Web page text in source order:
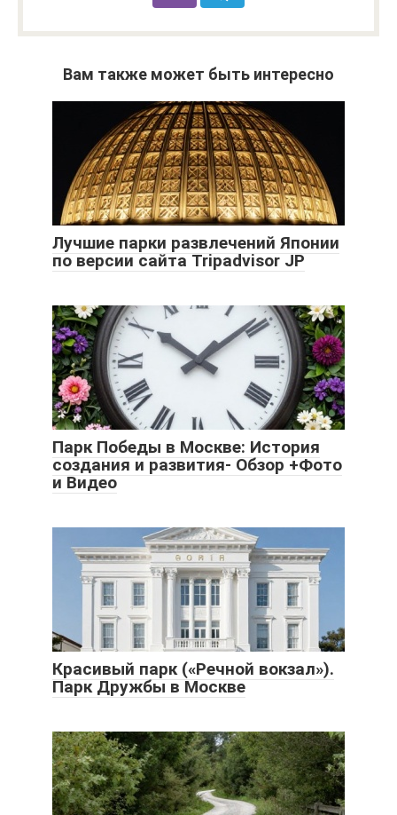
Вам также может быть интересно
Лучшие парки развлечений Японии
по версии сайта Tripadvisor JP
Парк Победы в Москве: История
создания и развития- Обзор +Фото
и Видео
Красивый парк («Речной вокзал»).
Парк Дружбы в Москве